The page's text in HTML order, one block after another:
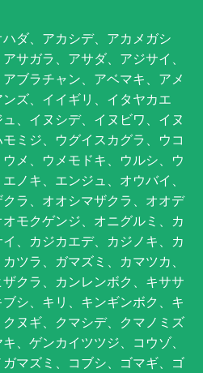
ダ、アカシデ、アカメガシ
サガラ、アサダ、アジサイ、
ブラチャン、アベマキ、アメ
ズ、イイギリ、イタヤカエ
、イヌシデ、イヌビワ、イヌ
ミジ、ウグイスカグラ、ウコ
メ、ウメモドキ、ウルシ、ウ
ノキ、エンジュ、オウバイ、
ラ、オオシマザクラ、オオデ
モクゲンジ、オニグルミ、カ
、カジカエデ、カジノキ、カ
ツラ、ガマズミ、カマツカ、
クラ、カンレンボク、キササ
シ、キリ、キンギンボク、キ
ヌギ、クマシデ、クマノミズ
、ゲンカイツツジ、コウゾ、
マズミ、コブシ、ゴマギ、ゴ